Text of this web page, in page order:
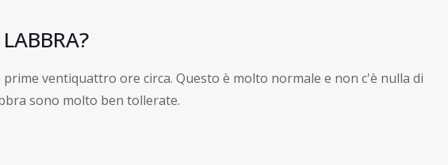
ventiquattro ore circa. Questo è molto normale e non c'è nulla di
sono molto ben tollerate.